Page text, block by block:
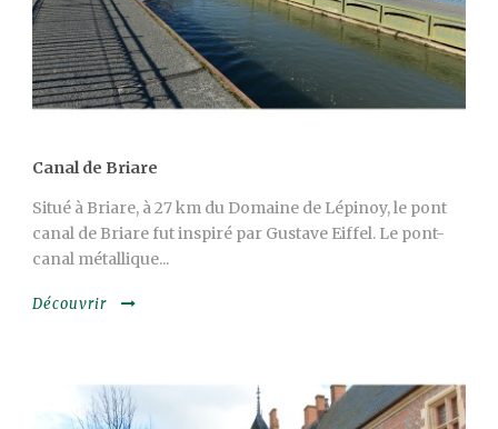
Canal de Briare
Situé à Briare, à 27 km du Domaine de Lépinoy, le pont
canal de Briare fut inspiré par Gustave Eiffel. Le pont-
canal métallique...
Découvrir